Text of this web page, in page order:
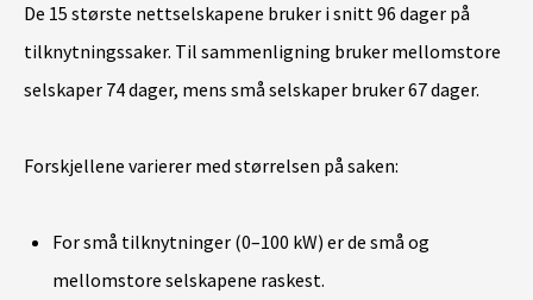
De 15 største nettselskapene bruker i snitt 96 dager på
tilknytningssaker. Til sammenligning bruker mellomstore
selskaper 74 dager, mens små selskaper bruker 67 dager.
Forskjellene varierer med størrelsen på saken:
For små tilknytninger (0–100 kW) er de små og
mellomstore selskapene raskest.